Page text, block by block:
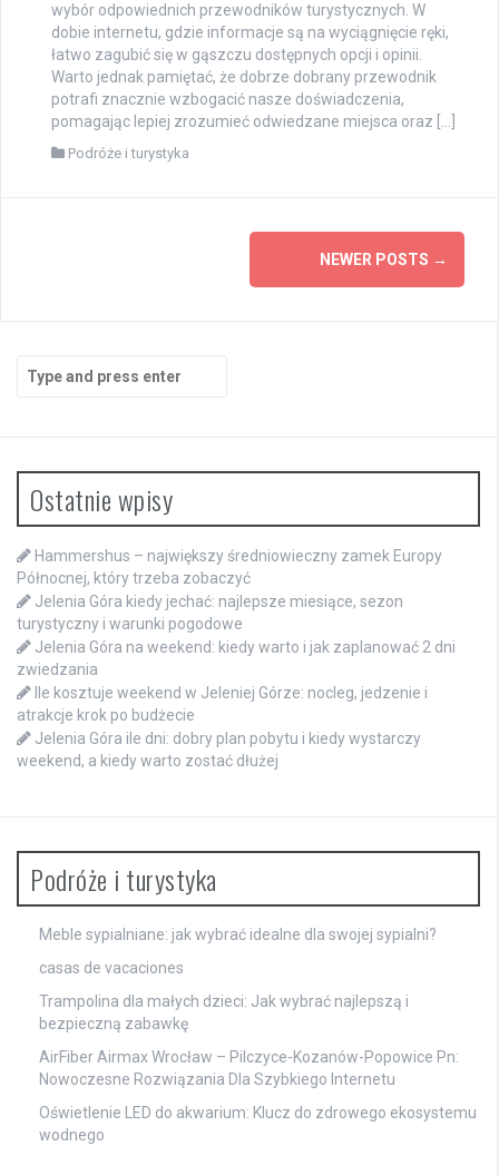
wybór odpowiednich przewodników turystycznych. W
dobie internetu, gdzie informacje są na wyciągnięcie ręki,
łatwo zagubić się w gąszczu dostępnych opcji i opinii.
Warto jednak pamiętać, że dobrze dobrany przewodnik
potrafi znacznie wzbogacić nasze doświadczenia,
pomagając lepiej zrozumieć odwiedzane miejsca oraz […]
Podróże i turystyka
NEWER POSTS →
for:
Ostatnie wpisy
Hammershus – największy średniowieczny zamek Europy
Północnej, który trzeba zobaczyć
Jelenia Góra kiedy jechać: najlepsze miesiące, sezon
turystyczny i warunki pogodowe
Jelenia Góra na weekend: kiedy warto i jak zaplanować 2 dni
zwiedzania
Ile kosztuje weekend w Jeleniej Górze: nocleg, jedzenie i
atrakcje krok po budżecie
Jelenia Góra ile dni: dobry plan pobytu i kiedy wystarczy
weekend, a kiedy warto zostać dłużej
Podróże i turystyka
Meble sypialniane: jak wybrać idealne dla swojej sypialni?
casas de vacaciones
Trampolina dla małych dzieci: Jak wybrać najlepszą i
bezpieczną zabawkę
AirFiber Airmax Wrocław – Pilczyce-Kozanów-Popowice Pn:
Nowoczesne Rozwiązania Dla Szybkiego Internetu
Oświetlenie LED do akwarium: Klucz do zdrowego ekosystemu
wodnego